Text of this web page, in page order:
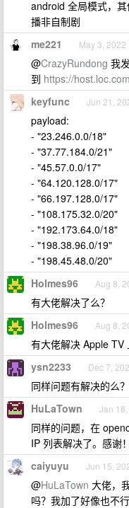
android 全局模式，
播非自制剧
me221 May 3, 2022
@CrazyRundong 我
到 https://
keyfunc Jun 21,
payload:
- "23.246.0.0/18"
- "37.77.184.0/21"
- "45.57.0.0/17"
- "64.120.128.0/17"
- "66.197.128.0/17"
- "108.175.32.0/20"
- "192.173.64.0/18"
- "198.38.96.0/19"
- "198.45.48.0/20"
Holmes96 Aug 8,
有大佬解决了么？
Holmes96 Aug 8,
有大佬解决 Apple TV
ysn2233 Dec 7,
同样问题有解决的么？
HuLaTown Jan
同样的问题，在
IP 列表解决了。感谢！
caiyuyu Jun 15,
@HuLaTown 大佬，
吗？我加了好像也不